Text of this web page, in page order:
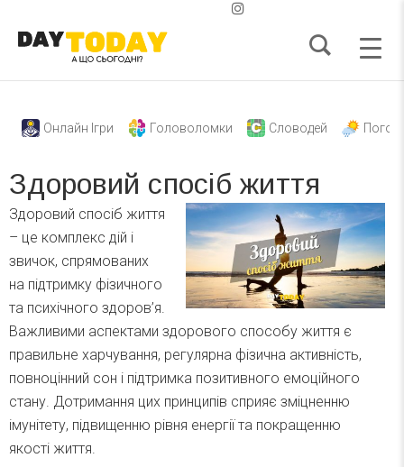
Онлайн Ігри Головоломки Словодей
Здоровий спосіб життя
Здоровий спосіб життя
– це комплекс дій і
звичок, спрямованих
на підтримку фізичного
та психічного здоров’я.
Важливими аспектами здорового способу життя є
правильне харчування, регулярна фізична активність,
повноцінний сон і підтримка позитивного емоційного
стану. Дотримання цих принципів сприяє зміцненню
імунітету, підвищенню рівня енергії та покращенню
якості життя.